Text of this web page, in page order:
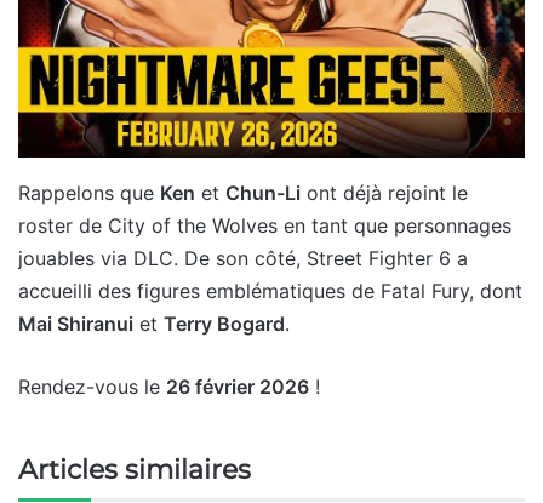
Rappelons que Ken et Chun-Li ont déjà rejoint le
roster de City of the Wolves en tant que personnages
jouables via DLC. De son côté, Street Fighter 6 a
accueilli des figures emblématiques de Fatal Fury, dont
Mai Shiranui et Terry Bogard.
Rendez-vous le 26 février 2026 !
Articles similaires